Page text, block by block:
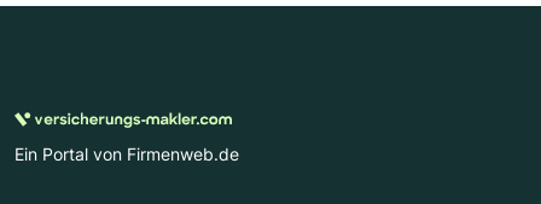
Ein Portal von Firmenweb.de